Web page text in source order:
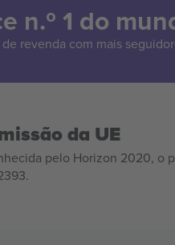
n.º 1 do
revenda com mais
da UE
pelo Horizon 2020, o